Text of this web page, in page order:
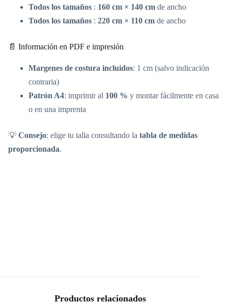
Todos los tamaños : 160 cm × 140 cm de ancho
Todos los tamaños : 220 cm × 110 cm de ancho
📄 Información en PDF e impresión
Margenes de costura incluidos: 1 cm (salvo indicación
contraria)
Patrón A4: imprimir al 100 % y montar fácilmente en casa
o en una imprenta
💡 Consejo: elige tu talla consultando la tabla de medidas
proporcionada.
Productos relacionados